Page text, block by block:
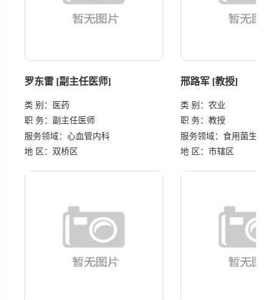
罗东雷 [副主任医师]
类 别：
医药
职 务： 副主任医师
服务领域： 心血管内科
地 区： 双桥区
邢路军 [教授]
类 别： 农业
职 务： 教授
服务领域： 食用菌生产
地 区： 市辖区